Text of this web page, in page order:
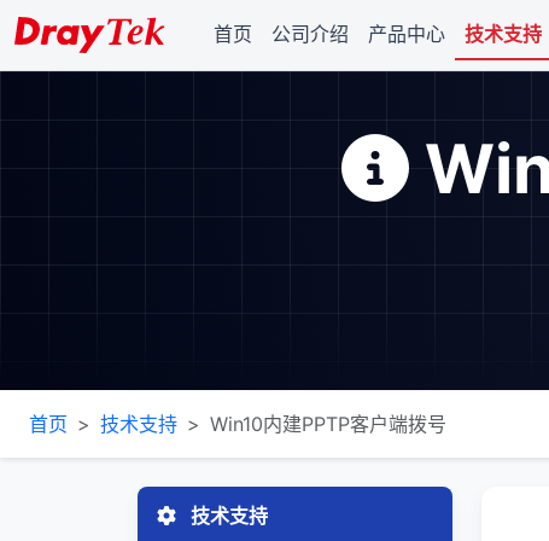
首页 公司介绍 产品中心 技术支持
首页 技术支持 Win10内建PPTP客户端拨号
技术支持